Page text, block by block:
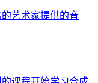
艺术家提供的音